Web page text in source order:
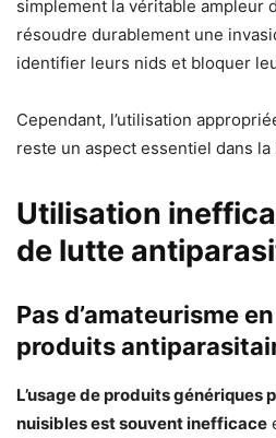
simplement la véritable ampleur
résoudre durablement une
identifier leurs nids et bloquer
Cependant, l’utilisation
reste un aspect essentiel dans
Utilisation
de lutte
Pas d’amateurisme
produits
L’usage de produits génériques
nuisibles est souvent inefficace